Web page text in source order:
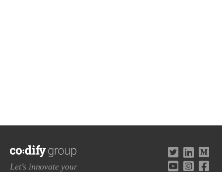
Let’s innovate your